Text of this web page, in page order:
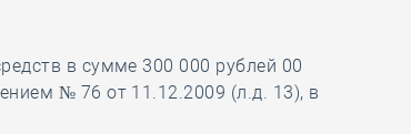
в сумме 300 000 рублей 00
№ 76 от 11.12.2009 (л.д. 13), в